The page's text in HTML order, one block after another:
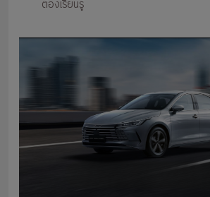
ต้องเรียนรู้